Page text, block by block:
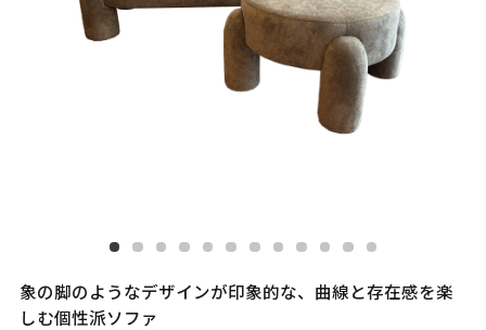
象の脚のようなデザインが印象的な、曲線と存在感を楽
しむ個性派ソファ